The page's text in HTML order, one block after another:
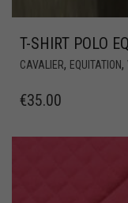
T-SHIRT POLO
CAVALIER, EQUITATION,
€35.00